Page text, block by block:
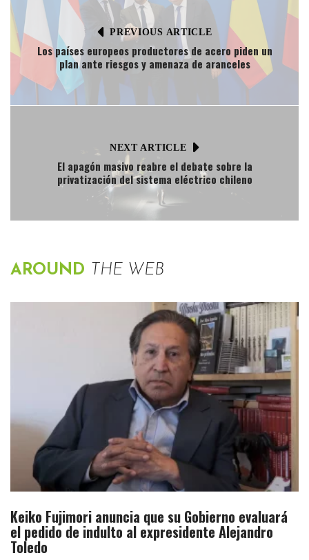
PREVIOUS ARTICLE
Los países europeos productores de acero piden un
plan ante riesgos y amenaza de aranceles
NEXT ARTICLE
El apagón masivo reabre el debate sobre la
privatización del sistema eléctrico chileno
AROUND THE WEB
Keiko Fujimori anuncia que su Gobierno evaluará
el pedido de indulto al expresidente Alejandro
Toledo